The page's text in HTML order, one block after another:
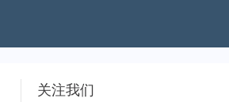
关注我们